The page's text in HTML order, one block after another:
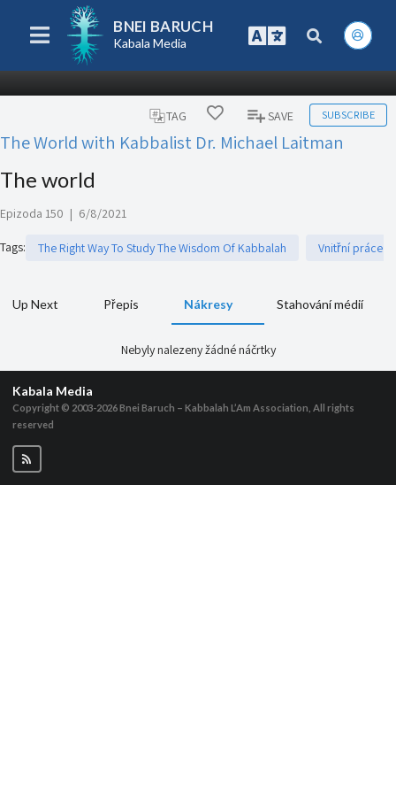
BNEI BARUCH
Kabala Media
TAG SAVE SUBSCRIBE
The World with Kabbalist Dr. Michael Laitman
The world
Epizoda 150 | 6/8/2021
Tags: The Right Way To Study The Wisdom Of Kabbalah Vnitřní práce
Up Next Přepis Nákresy Stahování médií
Nebyly nalezeny žádné náčrtky
Kabala Media
Copyright © 2003-2026Bnei Baruch – Kabbalah L’Am Association, All rights
reserved